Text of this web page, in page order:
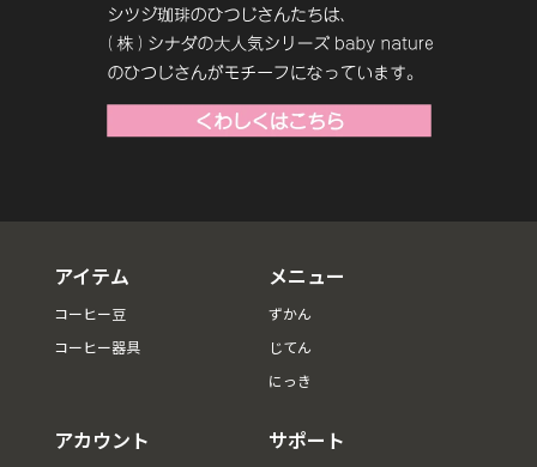
アイテム
コーヒー豆
コーヒー器具
メニュー
ずかん
じてん
にっき
アカウント サポート